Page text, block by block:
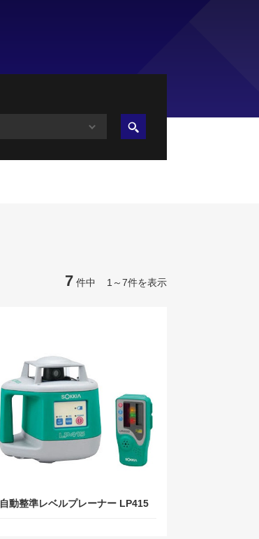
7 件中 1～7件を表示
自動整準レベルプレーナー LP415